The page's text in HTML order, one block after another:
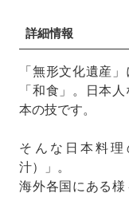
詳細情報
「無形文化遺産
「和食」。日本
本の技です。
そんな日本料
汁）」。
海外各国にある